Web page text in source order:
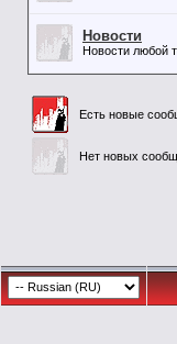
Новости
Новости любой
Есть новые
Нет новых